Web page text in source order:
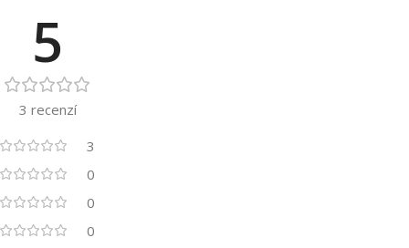
5
3 recenzí
3
0
0
0